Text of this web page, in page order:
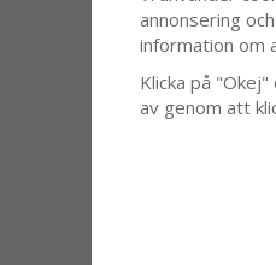
annonsering
information om
Klicka på
av genom att